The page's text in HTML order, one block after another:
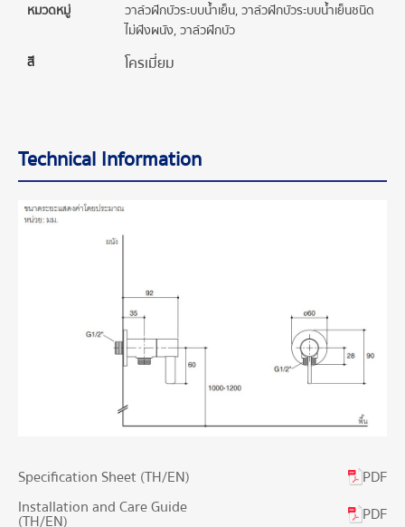
หมวดหมู่
วาล์วฝักบัวระบบน้ำเย็น,วาล์วฝักบัวระบบน้ำเย็นชนิด
ไม่ฝังผนัง,วาล์วฝักบัว
สี โครเมี่ยม
Technical Information
Specification Sheet (TH/EN)
PDF
Installation and Care Guide
(TH/EN) PDF